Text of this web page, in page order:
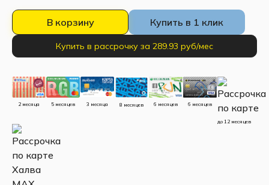
В корзину Купить в 1 клик
Купить в рассрочку за 289.93 руб/мес
2 месяца 5 месяцев 3 месяца 8 месяцев 6 месяцев 6 месяцев
до 12 месяцев